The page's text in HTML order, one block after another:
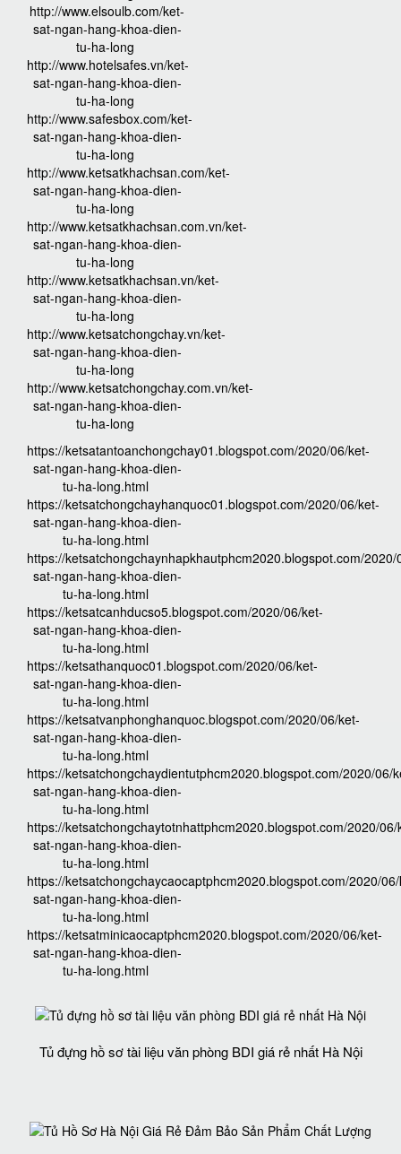
http://www.elsoulb.com/ket-
sat-ngan-hang-khoa-dien-
tu-ha-long
http://www.hotelsafes.vn/ket-
sat-ngan-hang-khoa-dien-
tu-ha-long
http://www.safesbox.com/ket-
sat-ngan-hang-khoa-dien-
tu-ha-long
http://www.ketsatkhachsan.com/ket-
sat-ngan-hang-khoa-dien-
tu-ha-long
http://www.ketsatkhachsan.com.vn/ket-
sat-ngan-hang-khoa-dien-
tu-ha-long
http://www.ketsatkhachsan.vn/ket-
sat-ngan-hang-khoa-dien-
tu-ha-long
http://www.ketsatchongchay.vn/ket-
sat-ngan-hang-khoa-dien-
tu-ha-long
http://www.ketsatchongchay.com.vn/ket-
sat-ngan-hang-khoa-dien-
tu-ha-long
https://ketsatantoanchongchay01.blogspot.com/2020/06/ket-
sat-ngan-hang-khoa-dien-
tu-ha-long.html
https://ketsatchongchayhanquoc01.blogspot.com/2020/06/ket-
sat-ngan-hang-khoa-dien-
tu-ha-long.html
https://ketsatchongchaynhapkhautphcm2020.blogspot.com/2020/
sat-ngan-hang-khoa-dien-
tu-ha-long.html
https://ketsatcanhducso5.blogspot.com/2020/06/ket-
sat-ngan-hang-khoa-dien-
tu-ha-long.html
https://ketsathanquoc01.blogspot.com/2020/06/ket-
sat-ngan-hang-khoa-dien-
tu-ha-long.html
https://ketsatvanphonghanquoc.blogspot.com/2020/06/ket-
sat-ngan-hang-khoa-dien-
tu-ha-long.html
https://ketsatchongchaydientutphcm2020.blogspot.com/2020/06/
sat-ngan-hang-khoa-dien-
tu-ha-long.html
https://ketsatchongchaytotnhattphcm2020.blogspot.com/2020/06/
sat-ngan-hang-khoa-dien-
tu-ha-long.html
https://ketsatchongchaycaocaptphcm2020.blogspot.com/2020/
sat-ngan-hang-khoa-dien-
tu-ha-long.html
https://ketsatminicaocaptphcm2020.blogspot.com/2020/06/ket-
sat-ngan-hang-khoa-dien-
tu-ha-long.html
Tủ đựng hồ sơ tài liệu văn phòng BDI giá rẻ nhất Hà Nội